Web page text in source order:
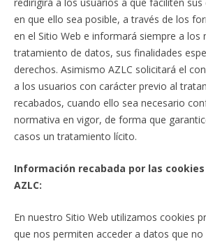
en que ello sea posible, a través de los
en el Sitio Web e informará siempre a los
tratamiento de datos, sus finalidades
derechos. Asimismo AZLC solicitará el
a los usuarios con carácter previo al
recabados, cuando ello sea necesario
normativa en vigor, de forma que
casos un tratamiento lícito.
Información recabada por las
AZLC:
En nuestro Sitio Web utilizamos cookies
que nos permiten acceder a datos que no